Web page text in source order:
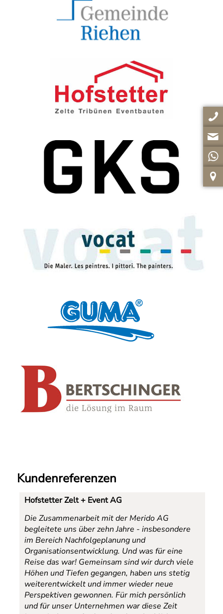
Kundenreferenzen
Hofstetter Zelt + Event AG
Die Zusammenarbeit mit der Merido AG
begleitete uns über zehn Jahre - insbesondere
im Bereich Nachfolgeplanung und
Organisationsentwicklung. Und was für eine
Reise das war! Gemeinsam sind wir durch viele
Höhen und Tiefen gegangen, haben uns stetig
weiterentwickelt und immer wieder neue
Perspektiven gewonnen. Für mich persönlich
und für unser Unternehmen war diese Zeit